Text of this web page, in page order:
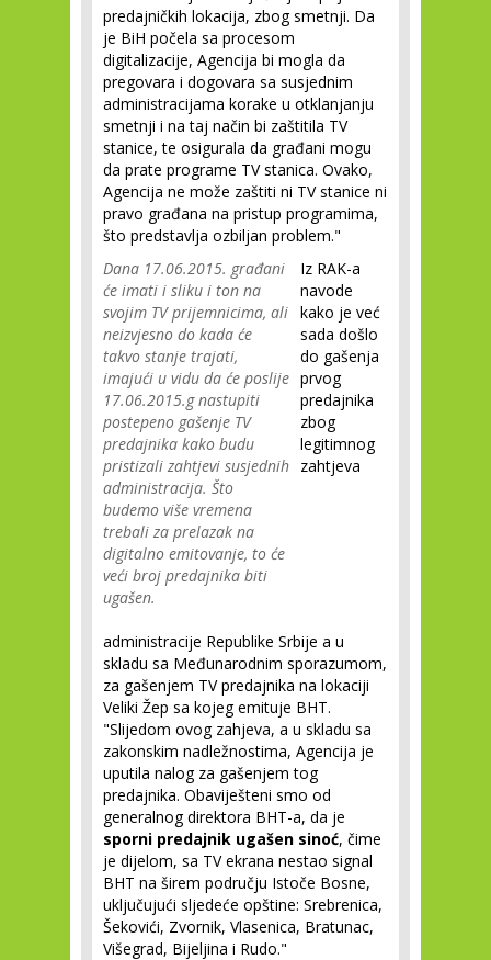
predajničkih lokacija, zbog smetnji. Da
je BiH počela sa procesom
digitalizacije, Agencija bi mogla da
pregovara i dogovara sa susjednim
administracijama korake u otklanjanju
smetnji i na taj način bi zaštitila TV
stanice, te osigurala da građani mogu
da prate programe TV stanica. Ovako,
Agencija ne može zaštiti ni TV stanice ni
pravo građana na pristup programima,
što predstavlja ozbiljan problem."
Dana 17.06.2015. građani
će imati i sliku i ton na
svojim TV prijemnicima, ali
neizvjesno do kada će
takvo stanje trajati,
imajući u vidu da će poslije
17.06.2015.g nastupiti
postepeno gašenje TV
predajnika kako budu
pristizali zahtjevi susjednih
administracija. Što
budemo više vremena
trebali za prelazak na
digitalno emitovanje, to će
veći broj predajnika biti
ugašen.
Iz RAK-a
navode
kako je već
sada došlo
do gašenja
prvog
predajnika
zbog
legitimnog
zahtjeva
administracije Republike Srbije a u
skladu sa Međunarodnim sporazumom,
za gašenjem TV predajnika na lokaciji
Veliki Žep sa kojeg emituje BHT.
"Slijedom ovog zahjeva, a u skladu sa
zakonskim nadležnostima, Agencija je
uputila nalog za gašenjem tog
predajnika. Obaviješteni smo od
generalnog direktora BHT-a, da je
sporni predajnik ugašen sinoć, čime
je dijelom, sa TV ekrana nestao signal
BHT na širem području Istoče Bosne,
uključujući sljedeće opštine: Srebrenica,
Šekovići, Zvornik, Vlasenica, Bratunac,
Višegrad, Bijeljina i Rudo."